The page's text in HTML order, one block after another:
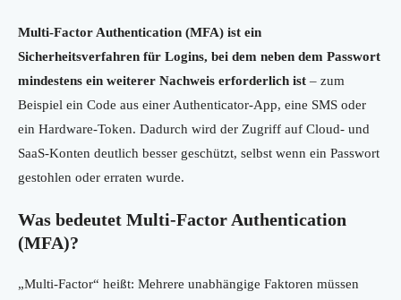
Multi-Factor Authentication (MFA) ist ein
Sicherheitsverfahren für Logins, bei dem neben dem Passwort
mindestens ein weiterer Nachweis erforderlich ist – zum
Beispiel ein Code aus einer Authenticator-App, eine SMS oder
ein Hardware-Token. Dadurch wird der Zugriff auf Cloud- und
SaaS-Konten deutlich besser geschützt, selbst wenn ein Passwort
gestohlen oder erraten wurde.
Was bedeutet Multi-Factor Authentication
(MFA)?
„Multi-Factor“ heißt: Mehrere unabhängige Faktoren müssen